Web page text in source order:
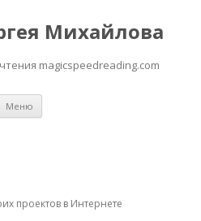
Михайлова
magicspeedreading.com
Меню
проектов в Интернете